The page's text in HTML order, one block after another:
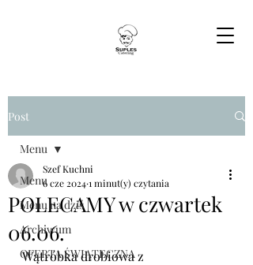
Post
Menu
Menu na dziś
Archiwum
OFERTA ŚWIĄTECZNA
Menu
POLECAMY w czwartek
06.06.
Szef Kuchni
6 cze 20241 minut(y) czytania
Wątróbka drobiowa z